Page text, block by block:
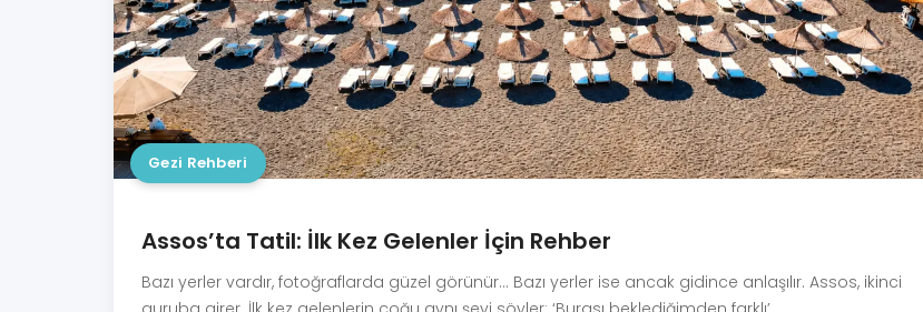
Gezi Rehberi
Assos’ta Tatil: İlk Kez Gelenler İçin Rehber
Bazı yerler vardır, fotoğraflarda güzel görünür... Bazı yerler ise ancak gidince anlaşılır. Assos, ikinci